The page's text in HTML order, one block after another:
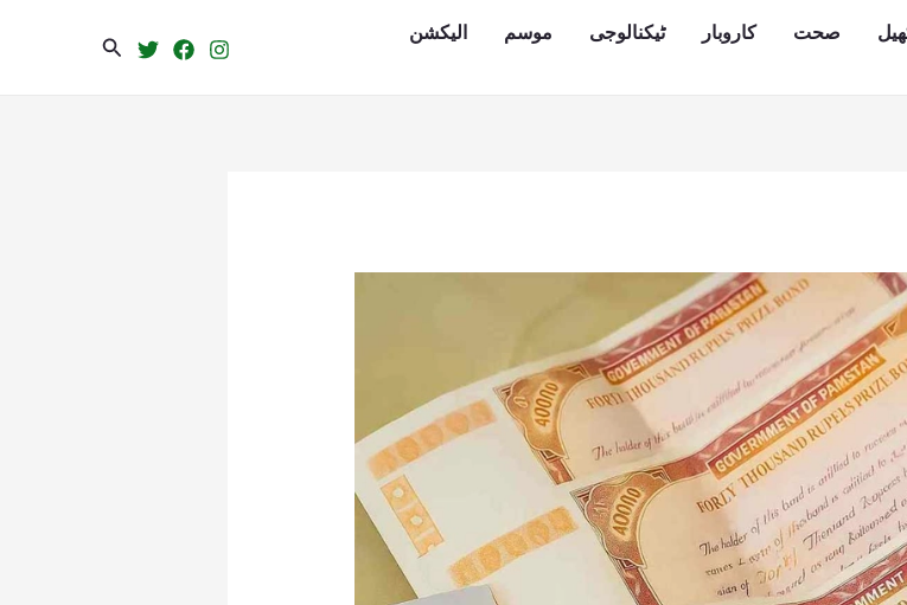
صحت کاروبار ٹیکنالوجی موسم
الیکشن
Search